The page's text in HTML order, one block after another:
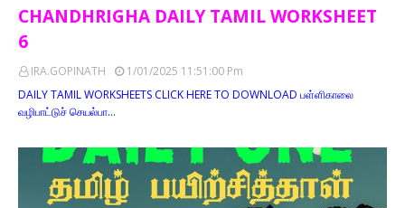
CHANDHRIGHA DAILY TAMIL WORKSHEET
6
IRA.GOPINATH
1/01/2025 11:51:00 Pm
DAILY TAMIL WORKSHEETS CLICK HERE TO DOWNLOAD பள்ளிகாலை
வழிபாட்டுச் செயல்பா…